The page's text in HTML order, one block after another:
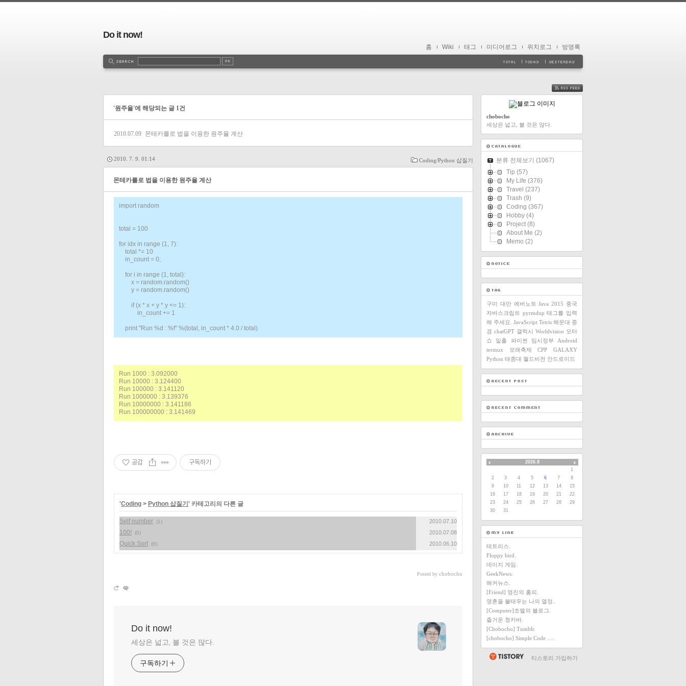
Do it now!
홈 Wiki 태그 미디어로그 위치로그 방명록
'원주율'에 해당되는 글 1건
2010.07.09 몬테카를로 법을 이용한 원주율 계산
Coding/Python 삽질기
2010. 7. 9. 01:14
몬테카를로 법을 이용한 원주율 계산
import random
total = 100
for idx in range (1, 7):
total *= 10
in_count = 0;
for i in range (1, total):
x = random.random()
y = random.random()
if (x * x + y * y <= 1):
in_count += 1
print "Run %d : %f" %(total, in_count * 4.0 / total)
Run 1000 : 3.092000
Run 10000 : 3.124400
Run 100000 : 3.141120
Run 1000000 : 3.139376
Run 10000000 : 3.141186
Run 100000000 : 3.141469
공감 구독하기
'Coding > Python 삽질기 ' 카테고리의 다른 글
Self number (1) 2010.07.10
100! (0) 2010.07.08
Quick Sort (0) 2010.06.10
Posted by chobocho
Do it now!
세상은 넓고, 볼 것은 많다.
구독하기
FEED
chobocho
세상은 넓고, 볼 것은 많다.
분류 전체보기 (1067)
Tip (57)
My Life (376)
Travel (237)
Trash (9)
Coding (367)
Hobby (4)
Project (8)
About Me (2)
Memo (2)
구미 대만 에버노트 Java 2015 중국
자바스크립트 pyrmdup 태그를 입력
해 주세요.
JavaScript Tetris 해운대 중
경 chatGPT 갤럭시 Worldvision 모터
쇼
일출 파이썬 임시정부
Android
termux
모래축제 CPP
GALAXY
Python 태종대 월드비전 안드로이드
2026.8
1
2
3 4 5 6 7
8
9
10 11 12 13 14
15
16
17 18 19 20 21
22
23
24 25 26 27 28
29
30
31
테트리스.
Floppy bird.
데이지 게임.
GeekNews.
해커뉴스.
[Friend] 영진의 홈피.
영혼을 불태우는 나의 열정..
[Computer]조엘의 블로그.
즐거운 청카바.
[Chobocho] Tumblr.
[chobocho] Simple Code ….
티스토리 가입하기